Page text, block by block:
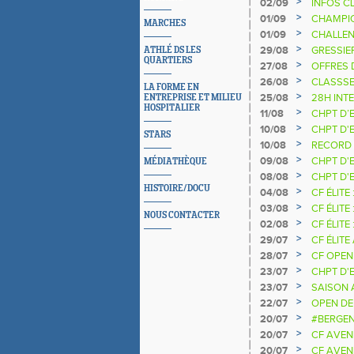
MARCHES
ATHLÉ DS LES
QUARTIERS
LA FORME EN
ENTREPRISE ET MILIEU
HOSPITALIER
STARS
MÉDIATHÈQUE
HISTOIRE/DOCU
NOUS CONTACTER
02/09
INFOS
01/09
>
01/09
>
29/08
>
27/08
>
OFFRES
2026
26/08 >
25/08
>
28H
11/08
>
CHPT
10/08
>
CHPT
10/08
>
09/08
>
CHPT
08/08
>
CHPT
04/08
>
CF ÉLITE
03/08
>
CF ÉLITE
02/08
>
CF ÉLITE
29/07
>
CF
28/07
>
CF
23/07
>
CHPT
23/07
>
SAISON
22/07
>
OPEN
20/07
>
20/07
>
CF
20/07
> CF